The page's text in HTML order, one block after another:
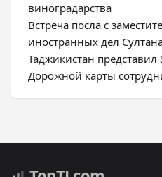
виноградарства
Встреча посла с
иностранных дел
Таджикистан представил
Дорожной карты